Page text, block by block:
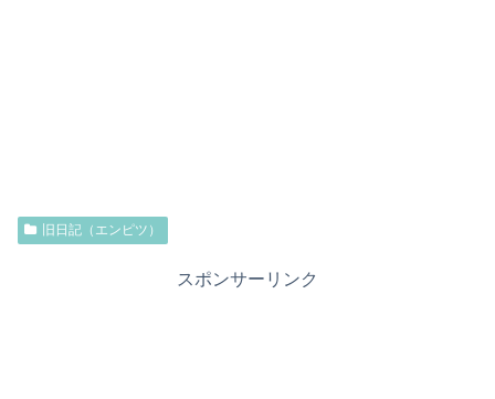
旧日記（エンピツ）
スポンサーリンク